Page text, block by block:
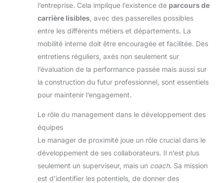
l’entreprise. Cela implique l’existence de parcours de
carrière lisibles , avec des passerelles possibles
entre les différents métiers et départements. La
mobilité interne doit être encouragée et facilitée. Des
entretiens réguliers, axés non seulement sur
l’évaluation de la performance passée mais aussi sur
la construction du futur professionnel, sont essentiels
pour maintenir l’engagement.
Le rôle du management dans le développement des
équipes
Le manager de proximité joue un rôle crucial dans le
développement de ses collaborateurs. Il n’est plus
seulement un superviseur, mais un coach. Sa mission
est d’identifier les potentiels, de donner des